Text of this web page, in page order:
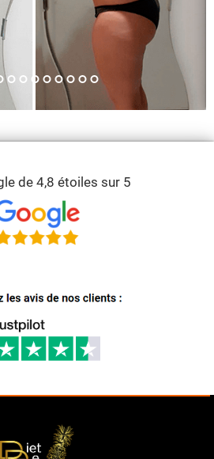
de 4,8 étoiles sur 5